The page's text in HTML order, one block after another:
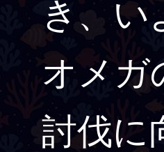
き、い
オメガ
討伐に